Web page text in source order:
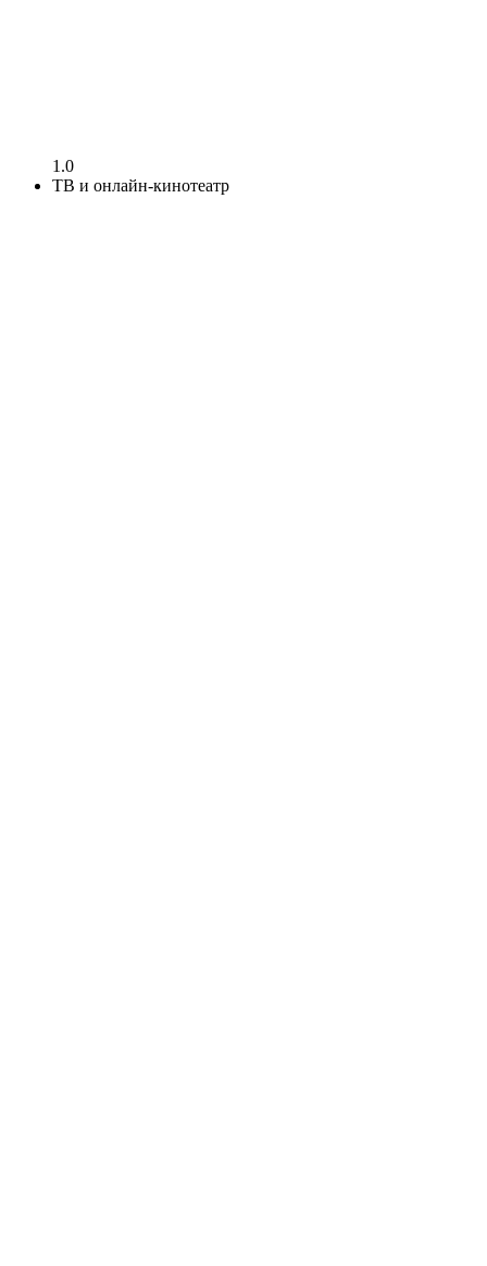
1.0
ТВ и онлайн-кинотеатр